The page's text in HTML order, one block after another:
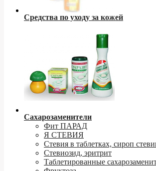
Средства по уходу за кожей
Сахарозаменители
Фит ПАРАД
Я СТЕВИЯ
Стевия в таблетках, сироп
Стевиозид, эритрит
Таблетированные